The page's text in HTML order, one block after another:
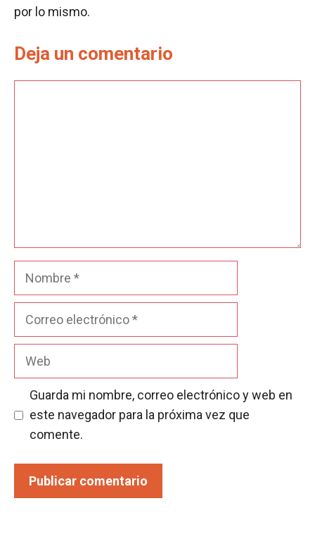
por lo mismo.
Deja un comentario
Nombre
Guarda mi nombre, correo electrónico y web en
este navegador para la próxima vez que
comente.